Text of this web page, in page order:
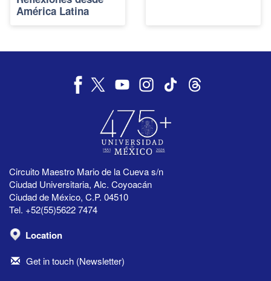
América Latina
Circuito Maestro Mario de la Cueva s/n
Ciudad Universitaria, Alc. Coyoacán
Ciudad de México, C.P. 04510
Tel. +52(55)5622 7474
Location
Get in touch (Newsletter)